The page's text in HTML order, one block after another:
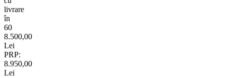
livrare
în
60
8.500,00
Lei
PRP:
8.950,00
Lei